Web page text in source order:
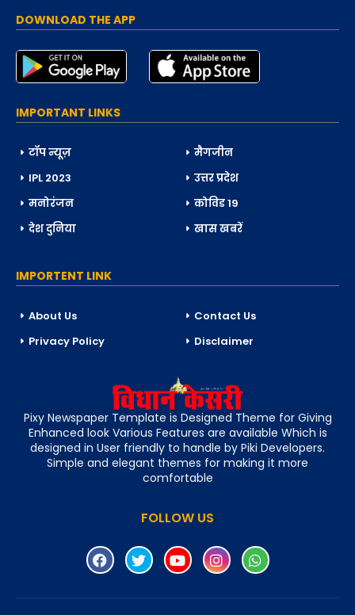
DOWNLOAD THE APP
IMPORTANT LINKS
टॉप न्यूज़
मैगजीन
IPL 2023
उत्तर प्रदेश
मनोरंजन
कोविड 19
देश दुनिया
खास खबरें
IMPORTENT LINK
About Us
Contact Us
Privacy Policy
Disclaimer
Pixy Newspaper Template is Designed Theme for Giving
Enhanced look Various Features are available Which is
designed in User friendly to handle by Piki Developers.
Simple and elegant themes for making it more
comfortable
FOLLOW US